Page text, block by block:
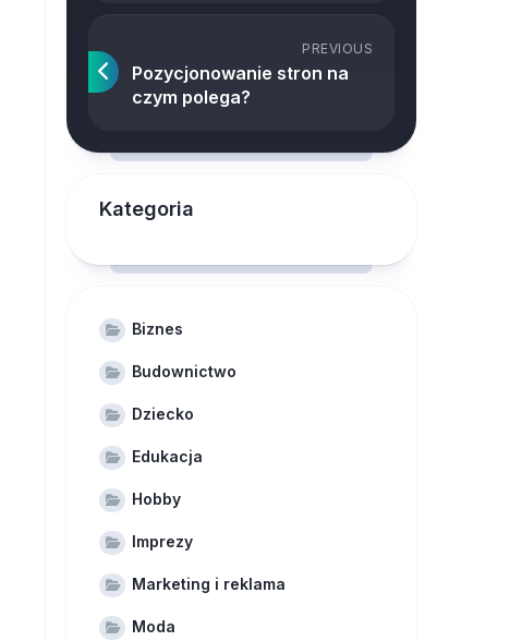
PREVIOUS
Pozycjonowanie stron na
czym polega?
Kategoria
Biznes
Budownictwo
Dziecko
Edukacja
Hobby
Imprezy
Marketing i reklama
Moda